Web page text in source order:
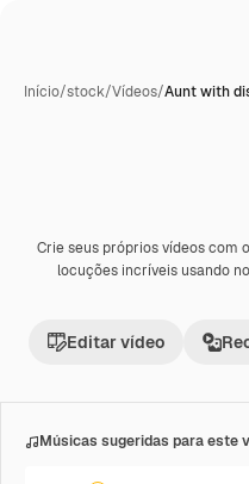
Início/stock/Vídeos/Aunt with
Premium
Crie seus próprios vídeos com o
locuções incríveis usando
Editar vídeo
Músicas sugeridas para este